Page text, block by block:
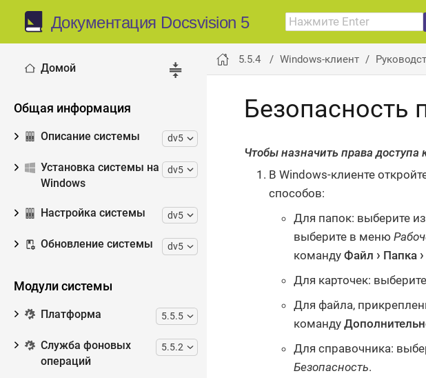
Документация Docsvision 5
Домой
Общая информация
Описание системы dv5
Установка системы на
Windows
dv5
Настройка системы dv5
Обновление системы dv5
Модули системы
Платформа 5.5.5
Служба фоновых
операций
5.5.2
5.5.4 Windows-клиент
Безопасность
Чтобы назначить права
В Windows-клиенте
способов:
Для папок: выберите
выберите в меню
команду Файл Папка
Для карточек:
Для файла,
команду
Для справочника:
Безопасность.